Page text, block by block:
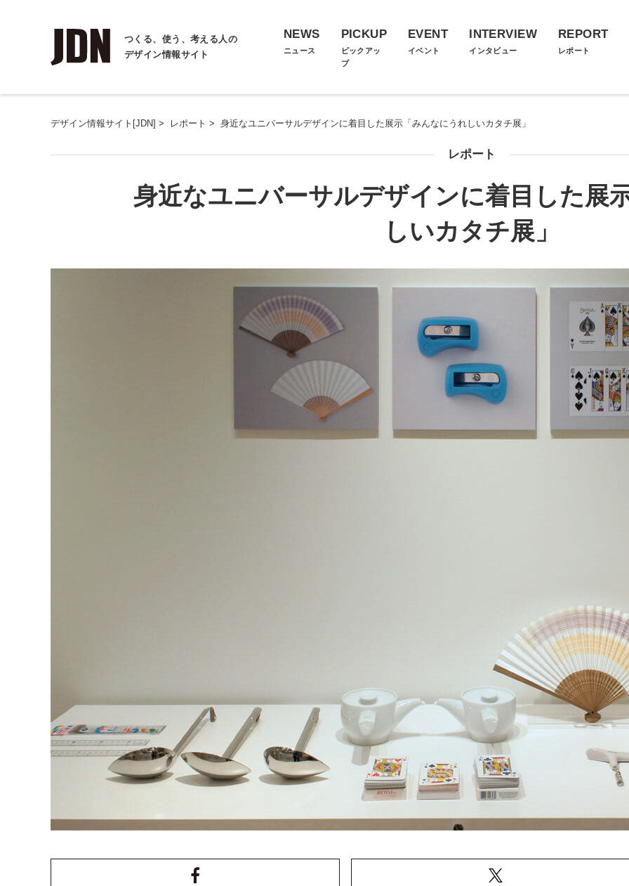
つくる、使う、考える人の
デザイン情報サイト
NEWS
ニュース
PICKUP
ピックアッ
プ
EVENT
イベント
INTERVIEW
インタビュー
REPORT
レポート
デザイン情報サイト[JDN] > レポート > 身近なユニバーサルデザインに着目した展示「みんなにうれしいカタチ展」
レポート
身近なユニバーサルデザインに着目した展
しいカタチ展」